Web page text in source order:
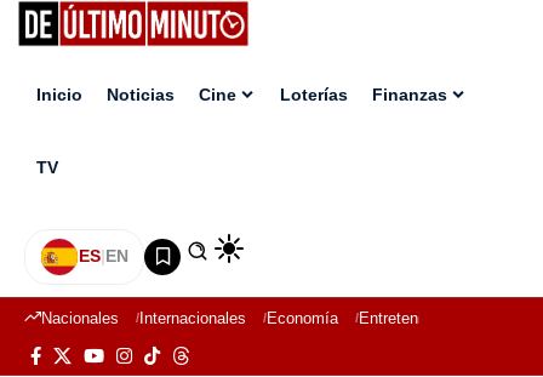
Inicio Noticias Cine Loterías Finanzas
TV
ES|EN
Nacionales Internacionales Economía Entretenimiento